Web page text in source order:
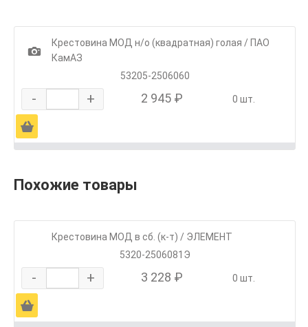
1
Крестовина МОД н/о (квадратная) голая / ПАО
КамАЗ
53205-2506060
- + 2 945 ₽ 0 шт.
Ä
Похожие товары
Крестовина МОД в сб. (к-т) / ЭЛЕМЕНТ
5320-2506081Э
- + 3 228 ₽ 0 шт.
Ä